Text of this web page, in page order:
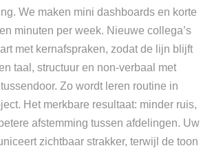
We maken mini dashboards en korte
minuten per week. Nieuwe collega’s
met kernafspraken, zodat de lijn blijft
taal, structuur en non-verbaal met
Zo wordt leren routine in
Het merkbare resultaat: minder ruis,
afstemming tussen afdelingen. Uw
zichtbaar strakker, terwijl de toon